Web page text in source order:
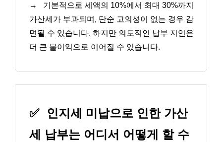
→
기본적으로 세액의 10%에서 최대 30%까지
가산세가 부과되며, 단순 고의성이 없는 경우 감
면될 수 있습니다. 하지만 의도적인 납부 지연은
더 큰 불이익으로 이어질 수 있습니다.
✅
인지세 미납으로 인한 가산
세 납부는 어디서 어떻게 할 수